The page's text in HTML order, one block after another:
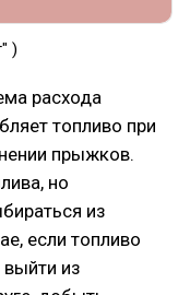
)
расхода
топливо при
прыжков.
но
из
если топливо
из